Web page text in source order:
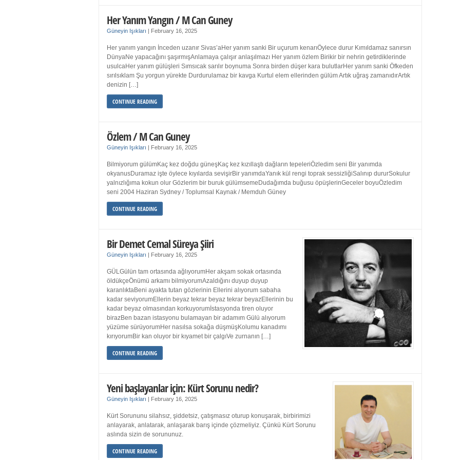
Her Yanım Yangın / M Can Guney
Güneyin Işıkları February 16, 2025
Her yanım yangın İnceden uzanır Sivas’aHer yanım sanki Bir uçurum kenarıÖylece durur Kımıldamaz sanırsın
DünyaNe yapacağını şaşırmışAnlamaya çalışır anlaşılmazı Her yanım özlem Birikir bir nehrin getirdiklerinde
usulcaHer yanım gülüşleri Sımsıcak sarılır boynuma Sonra birden düşer kara bulutlarHer yanım sanki Öfkeden
sırılsıklam Şu yorgun yürekte Durdurulamaz bir kavga Kurtul elem ellerinden gülüm Artık uğraş zamanıdırArtık
denizin […]
CONTINUE READING
Özlem / M Can Guney
Güneyin Işıkları February 16, 2025
Bilmiyorum gülümKaç kez doğdu güneşKaç kez kızıllaştı dağların tepeleriÖzledim seni Bir yanımda
okyanusDuramaz işte öylece kıyılarda sevişirBir yanımdaYanık kül rengi toprak sessizliğiSalınıp dururSokulur
yalnızlığıma kokun olur Gözlerim bir buruk gülümsemeDudağımda buğusu öpüşlerinGeceler boyuÖzledim
seni 2004 Haziran Sydney / Toplumsal Kaynak / Memduh Güney
CONTINUE READING
Bir Demet Cemal Süreya Şiiri
Güneyin Işıkları February 16, 2025
GÜLGülün tam ortasında ağlıyorumHer akşam sokak ortasında
öldükçeÖnümü arkamı bilmiyorumAzaldığını duyup duyup
karanlıktaBeni ayakta tutan gözlerinin Ellerini alıyorum sabaha
kadar seviyorumEllerin beyaz tekrar beyaz tekrar beyazEllerinin bu
kadar beyaz olmasından korkuyorumİstasyonda tiren oluyor
birazBen bazan istasyonu bulamayan bir adamım Gülü alıyorum
yüzüme sürüyorumHer nasılsa sokağa düşmüşKolumu kanadımı
kırıyorumBir kan oluyor bir kıyamet bir çalgıVe zurnanın […]
CONTINUE READING
Yeni başlayanlar için: Kürt Sorunu nedir?
Güneyin Işıkları February 16, 2025
Kürt Sorununu silahsız, şiddetsiz, çatışmasız oturup konuşarak, birbirimizi
anlayarak, anlatarak, anlaşarak barış içinde çözmeliyiz. Çünkü Kürt Sorunu
aslında sizin de sorununuz.
CONTINUE READING